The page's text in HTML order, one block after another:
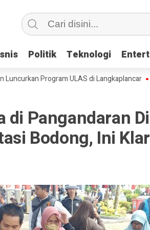
Politik Teknologi
Politik Teknologi
Program ULAS di Langkaplancar Warga
di Pangandaran
Bodong, Ini